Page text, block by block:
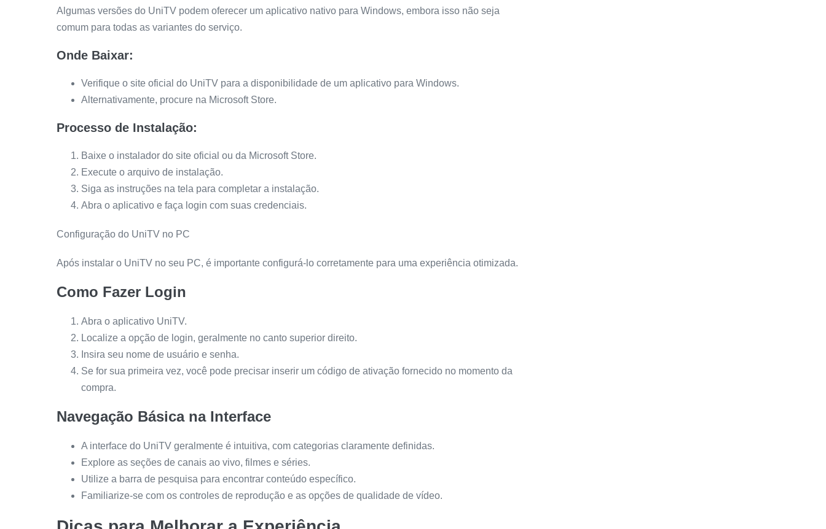
Algumas versões do UniTV podem oferecer um aplicativo nativo para Windows, embora isso não seja
comum para todas as variantes do serviço.
Onde Baixar:
Verifique o site oficial do UniTV para a disponibilidade de um aplicativo para Windows.
Alternativamente, procure na Microsoft Store.
Processo de Instalação:
Baixe o instalador do site oficial ou da Microsoft Store.
Execute o arquivo de instalação.
Siga as instruções na tela para completar a instalação.
Abra o aplicativo e faça login com suas credenciais.
Configuração do UniTV no PC
Após instalar o UniTV no seu PC, é importante configurá-lo corretamente para uma experiência otimizada.
Como Fazer Login
Abra o aplicativo UniTV.
Localize a opção de login, geralmente no canto superior direito.
Insira seu nome de usuário e senha.
Se for sua primeira vez, você pode precisar inserir um código de ativação fornecido no momento da
compra.
Navegação Básica na Interface
A interface do UniTV geralmente é intuitiva, com categorias claramente definidas.
Explore as seções de canais ao vivo, filmes e séries.
Utilize a barra de pesquisa para encontrar conteúdo específico.
Familiarize-se com os controles de reprodução e as opções de qualidade de vídeo.